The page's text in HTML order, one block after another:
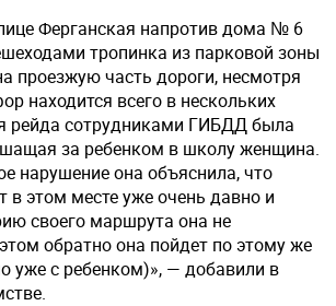
Ферганская напротив дома № 6
тропинка из парковой зоны
проезжую часть дороги, несмотря
находится всего в нескольких
рейда сотрудниками ГИБДД была
за ребенком в школу женщина.
нарушение она объяснила, что
в этом месте уже очень давно и
своего маршрута она не
обратно она пойдет по этому же
уже с ребенком)», — добавили в